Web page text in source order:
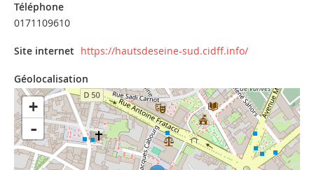
Téléphone
0171109610
Site internet https://hautsdeseine-sud.cidff.info/
Géolocalisation
+
-